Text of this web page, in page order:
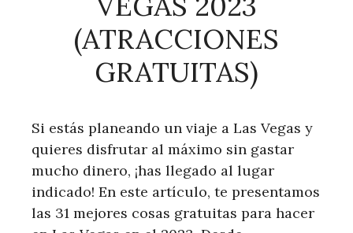
(ATRACCIONES
GRATUITAS)
Si estás planeando un viaje a Las Vegas y
quieres disfrutar al máximo sin gastar
mucho dinero, ¡has llegado al lugar
indicado! En este artículo, te presentamos
las 31 mejores cosas gratuitas para hacer